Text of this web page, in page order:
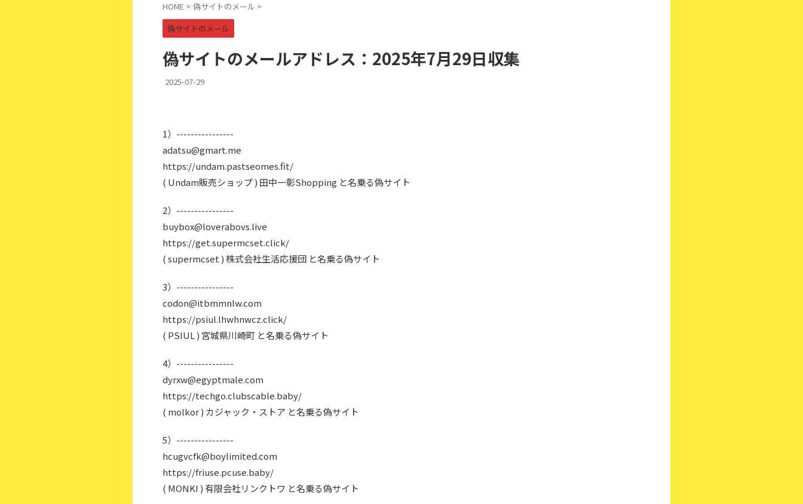
HOME > 偽サイトのメール >
偽サイトのメール
偽サイトのメールアドレス：2025年7月29日収集
2025-07-29
1）----------------
adatsu@gmart.me
https://undam.pastseomes.fit/
( Undam販売ショップ ) 田中一彰Shopping と名乗る偽サイト
2）----------------
buybox@loverabovs.live
https://get.supermcset.click/
( supermcset ) 株式会社生活応援団 と名乗る偽サイト
3）----------------
codon@itbmmnlw.com
https://psiul.lhwhnwcz.click/
( PSIUL ) 宮城県川崎町 と名乗る偽サイト
4）----------------
dyrxw@egyptmale.com
https://techgo.clubscable.baby/
( molkor ) カジャック・ストア と名乗る偽サイト
5）----------------
hcugvcfk@boylimited.com
https://friuse.pcuse.baby/
( MONKI ) 有限会社リンクトワ と名乗る偽サイト